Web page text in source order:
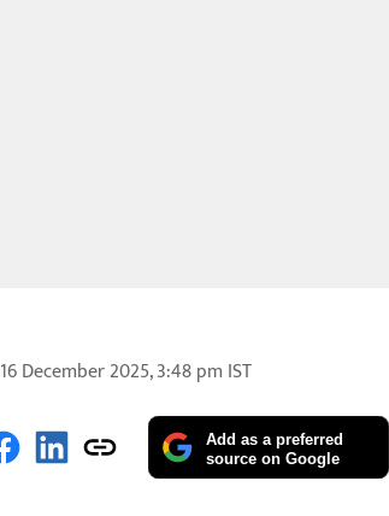
16 December 2025, 3:48 pm IST
Add as a preferred
source on Google